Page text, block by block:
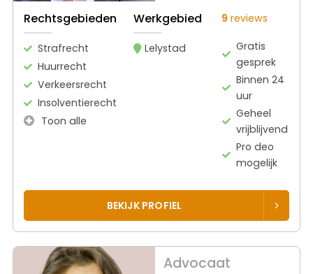
Rechtsgebieden
Strafrecht
Huurrecht
Verkeersrecht
Insolventierecht
Toon alle
Werkgebied
Lelystad
9 reviews
Gratis
gesprek
Binnen 24
uur
Geheel
vrijblijvend
Pro deo
mogelijk
BEKIJK PROFIEL
Advocaat